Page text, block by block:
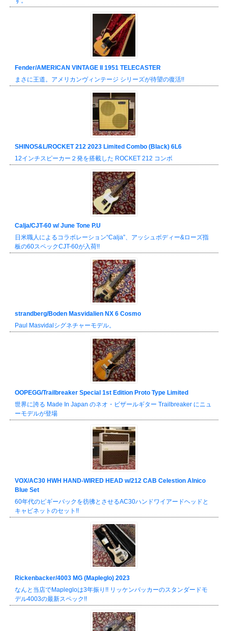
Fender/AMERICAN VINTAGE II 1951 TELECASTER
まさに王道。アメリカンヴィンテージ シリーズが待望の復活!!
SHINOS&L/ROCKET 212 2023 Limited Combo (Black) 6L6
12インチスピーカー２発を搭載した ROCKET 212 コンボ
Calja/CJT-60 w/ June Tone P.U
日米職人によるコラボレーション“Calja”、アッシュボディー&ローズ指
板の60スペックCJT-60が入荷!!
strandberg/Boden Masvidalien NX 6 Cosmo
Paul Masvidalシグネチャーモデル。
OOPEGG/Trailbreaker Special 1st Edition Proto Type Limited
世界に誇る Made In Japan のネオ・ビザールギター Trailbreaker にニュ
ーモデルが登場
VOX/AC30 HWH HAND-WIRED HEAD w/212 CAB Celestion Alnico
Blue Set
60年代のピギーバックを彷彿とさせるAC30ハンドワイアードヘッドと
キャビネットのセット!!
Rickenbacker/4003 MG (Mapleglo) 2023
なんと当店でMaplegloは3年振り!! リッケンバッカーのスタンダードモ
デル4003の最新スペック!!